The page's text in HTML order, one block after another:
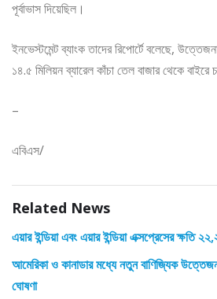
পূর্বাভাস দিয়েছিল।
ইনভেস্টমেন্ট ব্যাংক তাদের রিপোর্টে বলেছে,
১৪.৫ মিলিয়ন ব্যারেল কাঁচা তেল বাজার থেকে বাইরে
–
এবিএস/
Related News
এয়ার ইন্ডিয়া এবং এয়ার ইন্ডিয়া এক্সপ্রেসের ক্ষতি
আমেরিকা ও কানাডার মধ্যে নতুন বাণিজ্যিক
ঘোষণা